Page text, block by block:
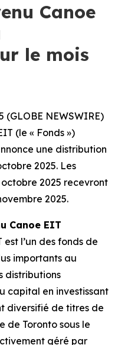
Canoe
le mois
(GLOBE NEWSWIRE)
(le « Fonds »)
une distribution
2025. Les
2025 recevront
2025.
Canoe EIT
l’un des fonds de
importants au
distributions
capital en investissant
diversifié de titres de
de Toronto sous le
géré par